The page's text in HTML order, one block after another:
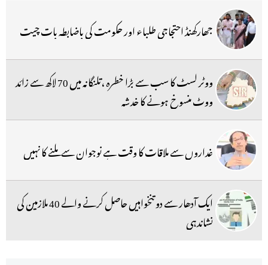
جھارکھنڈ احتجاجی طلباء اور حکومت کی باضابطہ بات چیت
ووٹر لسٹ کا سب سے بڑا خطرہ ،تلنگانہ میں 70 لاکھ سے زائد
ووٹ منسوخ ہونے کا خدشہ
غداروں سے ملاقات کا وقت ہے نوجوان سے ملنے کا نہیں
ایک آدھار سے دو تنخواہیں حاصل کرنے والے 40 ملازمین کی
نشاندہی